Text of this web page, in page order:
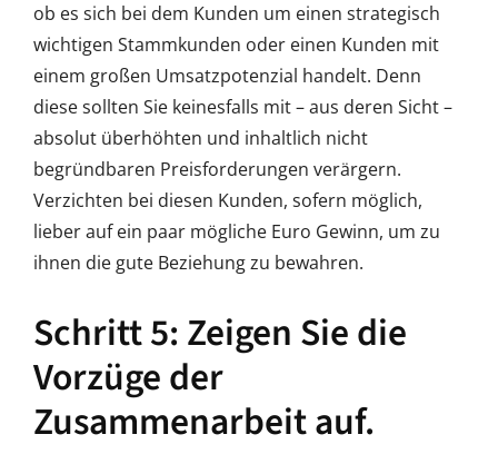
ob es sich bei dem Kunden um einen strategisch
wichtigen Stammkunden oder einen Kunden mit
einem großen Umsatzpotenzial handelt. Denn
diese sollten Sie keinesfalls mit – aus deren Sicht –
absolut überhöhten und inhaltlich nicht
begründbaren Preisforderungen verärgern.
Verzichten bei diesen Kunden, sofern möglich,
lieber auf ein paar mögliche Euro Gewinn, um zu
ihnen die gute Beziehung zu bewahren.
Schritt 5: Zeigen Sie die
Vorzüge der
Zusammenarbeit auf.